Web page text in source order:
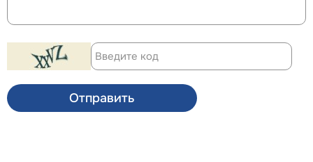
Отправить